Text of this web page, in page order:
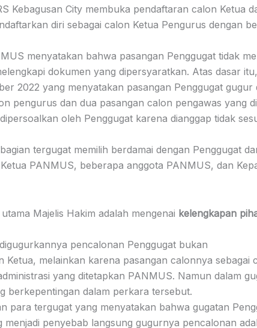
Kebagusan City membuka pendaftaran calon Ketua
diri sebagai calon Ketua Pengurus dengan
menyatakan bahwa pasangan Penggugat tidak
dokumen yang dipersyaratkan. Atas dasar
2022 yang menyatakan pasangan Penggugat
pengurus dan dua pasangan calon pengawas yang
oleh Penggugat karena dianggap tidak
tergugat memilih berdamai dengan Penggugat
PANMUS, beberapa anggota PANMUS, dan
Majelis Hakim adalah mengenai kelengkapan
pencalonan Penggugat bukan
Ketua, melainkan karena pasangan calonnya sebagai
yang ditetapkan PANMUS. Namun dalam
berkepentingan dalam perkara tersebut.
para tergugat yang menyatakan bahwa gugatan
penyebab langsung gugurnya pencalonan